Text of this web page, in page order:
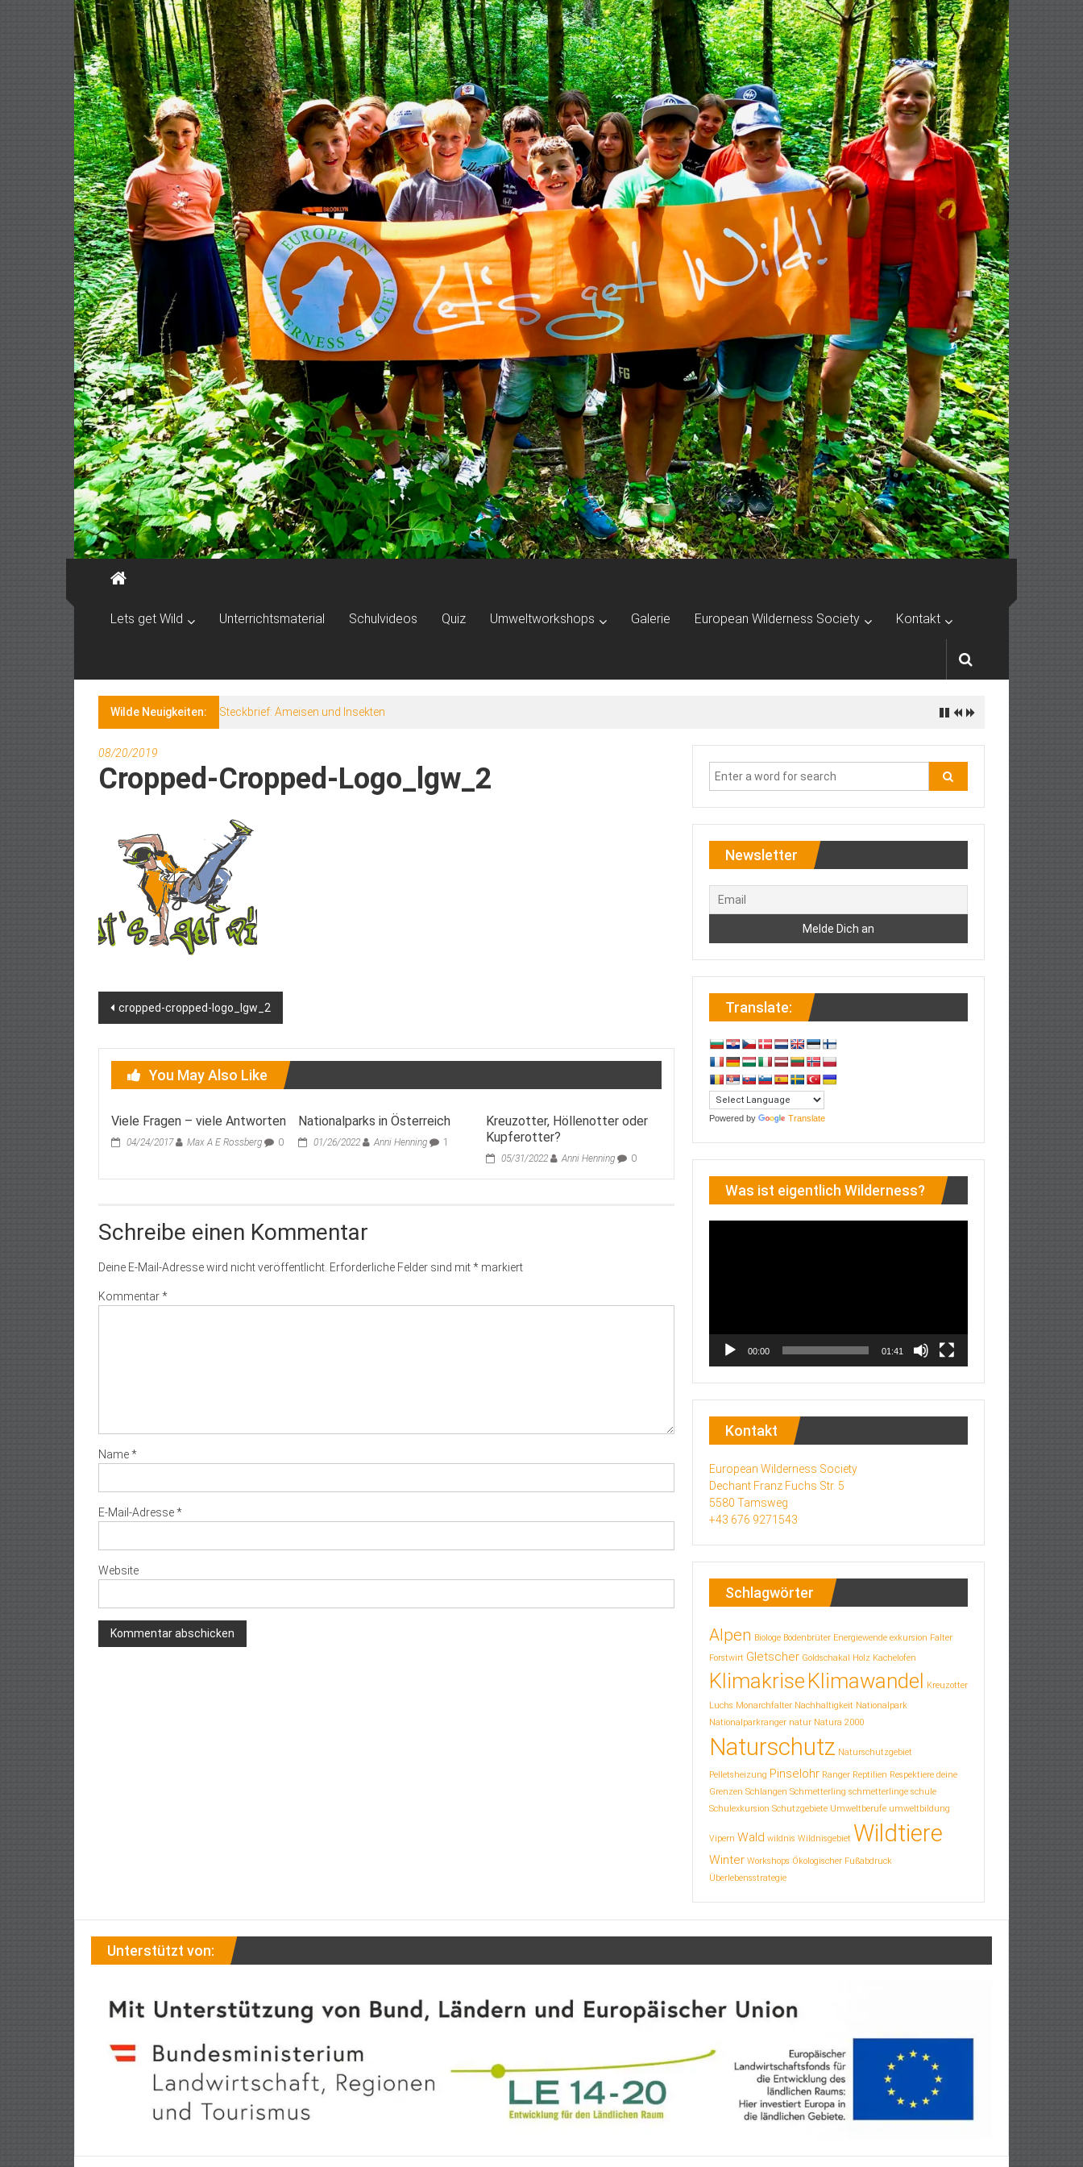
Lets get Wild Unterrichtsmaterial Schulvideos Quiz Umweltworkshops Galerie European Wilderness Society Kontakt
Wilde Neuigkeiten: Steckbrief: Ameisen und Insekten
08/20/2019
Cropped-Cropped-Logo_lgw_2
Post
cropped-cropped-logo_lgw_2
You May Also Like
Viele Fragen – viele Antworten
04/24/2017 Max A E Rossberg 0
Nationalparks in Österreich
01/26/2022 Anni Henning 1
Kreuzotter, Höllenotter oder
Kupferotter?
05/31/2022 Anni Henning 0
Schreibe einen Kommentar
Deine E-Mail-Adresse wird nicht veröffentlicht. Erforderliche Felder sind mit* markiert
Kommentar*
Name*
E-Mail-Adresse*
Website
Newsletter
Translate:
Powered by Translate
Was ist eigentlich Wilderness?
00:00 01:41
Kontakt
European Wilderness Society
Dechant Franz Fuchs Str. 5
5580 Tamsweg
+43 676 9271543
Schlagwörter
Alpen Biologe Bodenbrüter Energiewende exkursion Falter
Forstwirt Gletscher Goldschakal Holz Kachelofen
Klimakrise Klimawandel Kreuzotter
Luchs Monarchfalter Nachhaltigkeit Nationalpark
Nationalparkranger natur Natura 2000
Naturschutz Naturschutzgebiet
Pelletsheizung Pinselohr Ranger Reptilien Respektiere deine
Grenzen Schlangen Schmetterling schmetterlinge schule
Schulexkursion Schutzgebiete Umweltberufe umweltbildung
Vipern Wald wildnis Wildnisgebiet Wildtiere
Winter Workshops Ökologischer Fußabdruck
Überlebensstrategie
Unterstützt von: